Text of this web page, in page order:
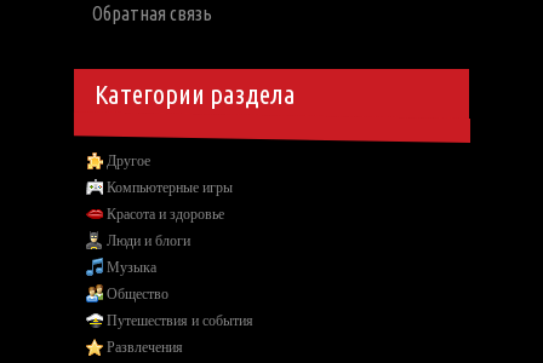
Обратная связь
Категории раздела
Другое
Компьютерные игры
Красота и здоровье
Люди и блоги
Музыка
Общество
Путешествия и события
Развлечения